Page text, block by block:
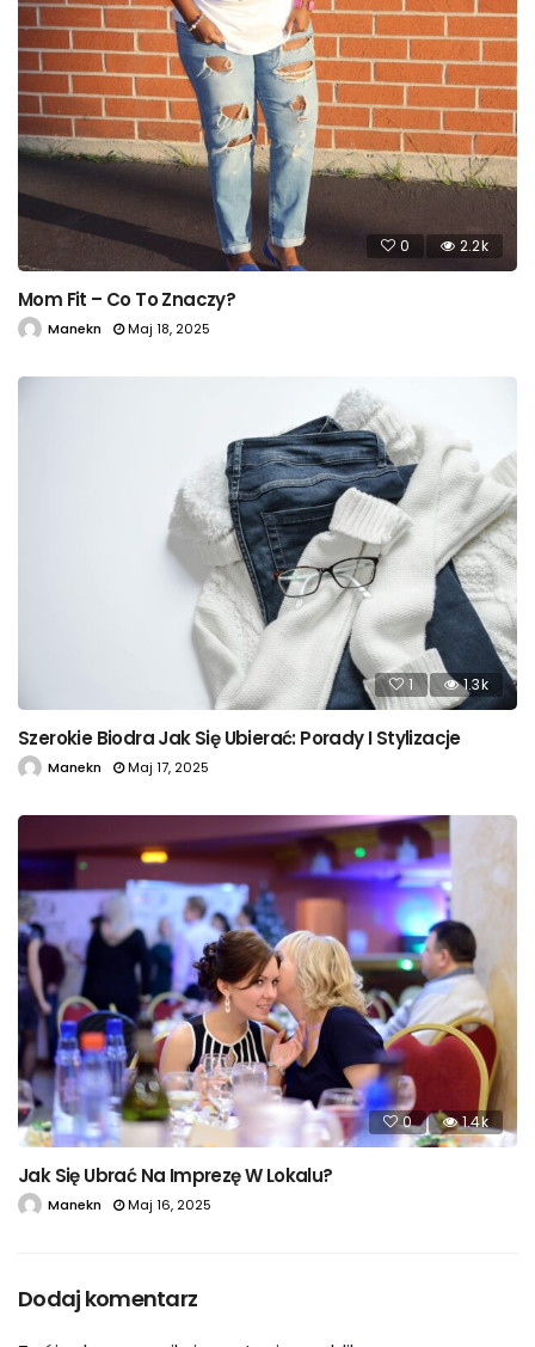
0 2.2k
Mom Fit – Co To Znaczy?
Manekn Maj 18, 2025
1 1.3k
Szerokie Biodra Jak Się Ubierać: Porady I Stylizacje
Manekn Maj 17, 2025
0 1.4k
Jak Się Ubrać Na Imprezę W Lokalu?
Manekn Maj 16, 2025
Dodaj komentarz